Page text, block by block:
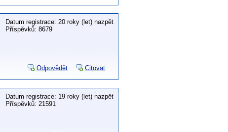
Datum registrace: 20 roky (let) nazpět
Příspěvků: 8679
Odpovědět Citovat
Datum registrace: 19 roky (let) nazpět
Příspěvků: 21591